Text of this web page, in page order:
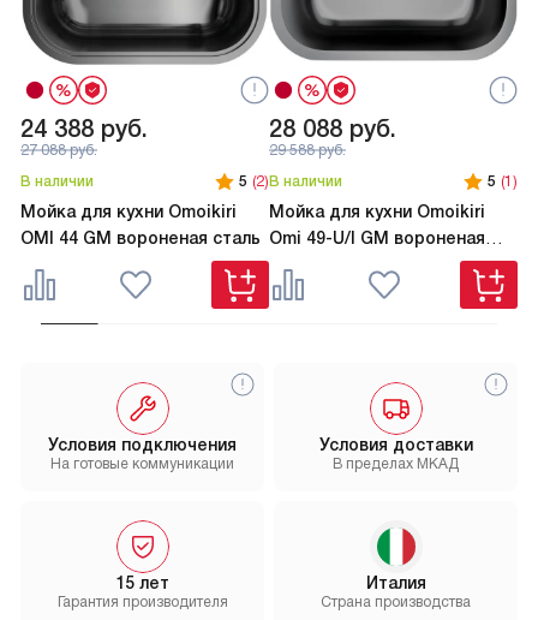
24 388 руб.
27 088руб.
В наличии
5 (2)
Мойка для кухни Omoikiri
OMI 44 GM вороненая сталь
28 088 руб.
29 588руб.
В наличии
5 (1)
Мойка для кухни Omoikiri
Omi 49-U/I GM вороненая
Условия доставки
В пределах МКАД
15 лет
Гарантия производителя
Условия подключения
На готовые коммуникации
Италия
Страна производства